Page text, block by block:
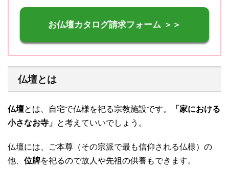
お仏壇カタログ請求フォーム ＞＞
仏壇とは
仏壇とは、自宅で仏様を祀る宗教施設です。
「家における
小さなお寺」 と考えていいでしょう。
仏壇には、ご本尊（その宗派で最も信仰される仏様）の
他、 位牌を祀るので故人や先祖の供養もできます。